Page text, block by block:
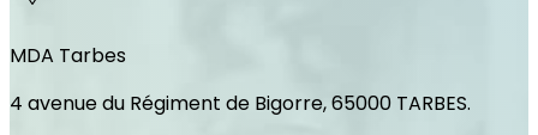
MDA Tarbes
4 avenue du Régiment de Bigorre, 65000 TARBES.